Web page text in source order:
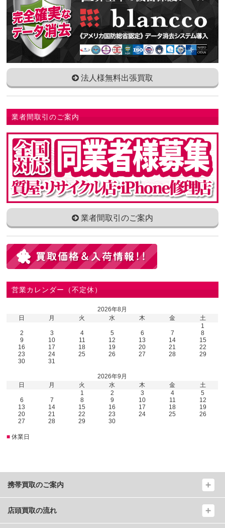
法人様無料出張買取
業者間取引のご案内
業者間取引のご案内
営業カレンダー（不定休）
2026年8月
日
月 火 水 木 金
土
1
2
3 4 5 6 7
8
9
10 11 12 13 14
15
16
17 18 19 20 21
22
23
24 25 26 27 28
29
30
31
2026年9月
日
月 火 水 木 金
土
1
2 3 4
5
6
7 8 9 10 11
12
13
14 15 16 17 18
19
20
21 22 23 24 25
26
27
28 29 30
■ 休業日
携帯買取のご案内
店頭買取の流れ